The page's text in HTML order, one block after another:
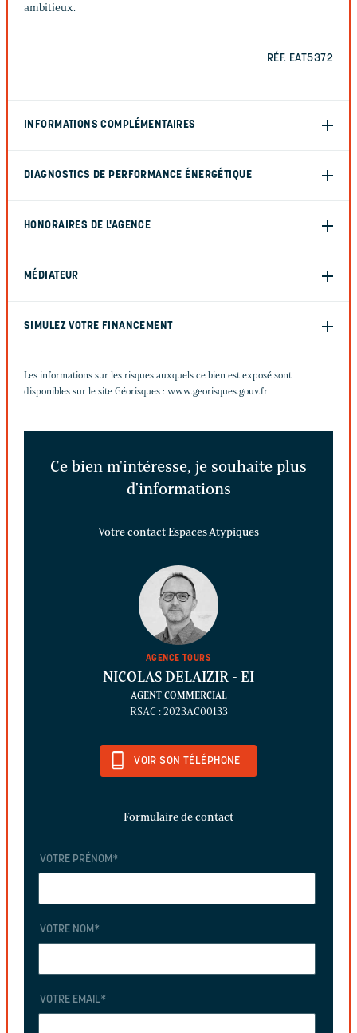
ambitieux.
RÉF. EAT5372
INFORMATIONS COMPLÉMENTAIRES
DIAGNOSTICS DE PERFORMANCE ÉNERGÉTIQUE
HONORAIRES DE L'AGENCE
MÉDIATEUR
SIMULEZ VOTRE FINANCEMENT
Les informations sur les risques auxquels ce bien est exposé sont
disponibles sur le site Géorisques : www.georisques.gouv.fr
Ce bien m'intéresse, je souhaite plus
d'informations
Votre contact Espaces Atypiques
AGENCE TOURS
NICOLAS DELAIZIR - EI
AGENT COMMERCIAL
RSAC : 2023AC00133
VOIR SON TÉLÉPHONE
Formulaire de contact
VOTRE PRÉNOM*
VOTRE NOM*
VOTRE EMAIL*